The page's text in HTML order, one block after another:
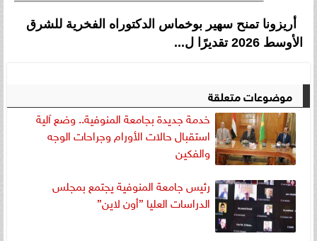
أريزونا تمنح سهير بوخماس الدكتوراه الفخرية للشرق
الأوسط 2026 تقديرًا ل...
موضوعات متعلقة
خدمة جديدة بجامعة المنوفية.. وضع آلية
استقبال حالات الأورام وجراحات الوجه
والفكين
رئيس جامعة المنوفية يجتمع بمجلس
الدراسات العليا ”أون لاين”